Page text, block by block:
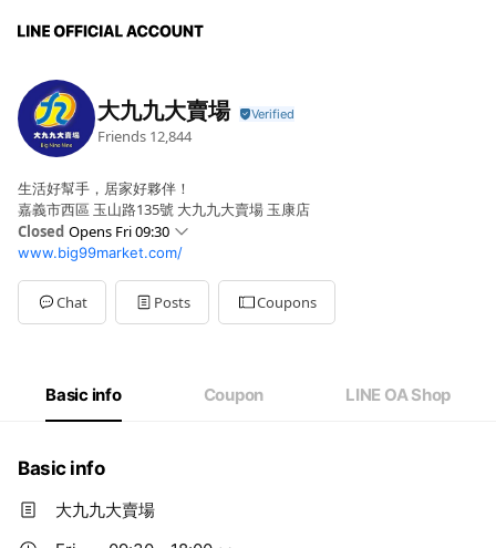
大九九大賣場
Friends 12,844
生活好幫手，居家好夥伴！
嘉義市西區 玉山路135號 大九九大賣場 玉康店
Closed Opens Fri 09:30
SunClosed
Mon09:30 - 18:00
Tue09:30 - 18:00
Wed09:30 - 18:00
Closed
服務時間：週一至週五 09:30-18:00
www.big99market.com/
Chat Posts Coupons
Basic info Coupon LINE OA Shop
Basic info
大九九大賣場